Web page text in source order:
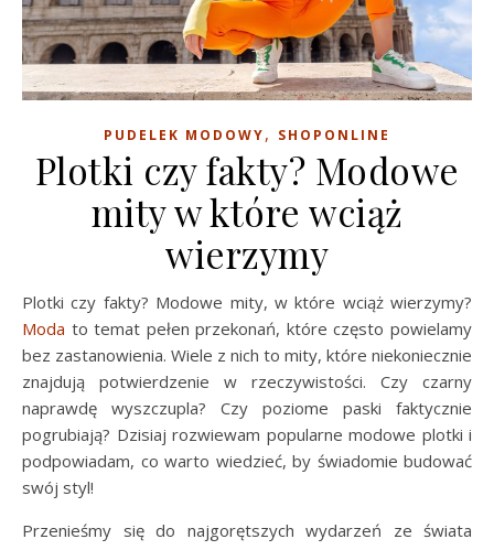
PUDELEK MODOWY, SHOPONLINE
Plotki czy fakty? Modowe
mity w które wciąż
wierzymy
Plotki czy fakty? Modowe mity, w które wciąż wierzymy?
Moda to temat pełen przekonań, które często powielamy
bez zastanowienia. Wiele z nich to mity, które niekoniecznie
znajdują potwierdzenie w rzeczywistości. Czy czarny
naprawdę wyszczupla? Czy poziome paski faktycznie
pogrubiają? Dzisiaj rozwiewam popularne modowe plotki i
podpowiadam, co warto wiedzieć, by świadomie budować
swój styl!
Przenieśmy się do najgorętszych wydarzeń ze świata